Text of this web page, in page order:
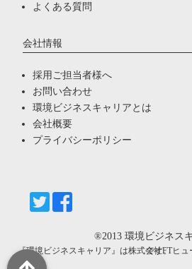
よくある質問
会社情報
採用ご担当者様へ
お問い合わせ
環境ビジネスキャリアとは
会社概要
プライバシーポリシー
®2013環境ビジネス
『環境ビジネスキャリア』は株式会社FTヒューマンキャピタルの登録商標です。